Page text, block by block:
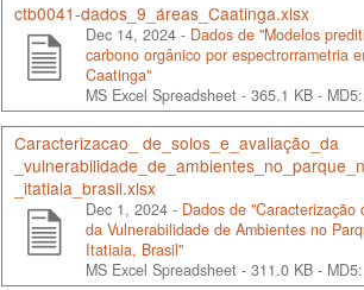
ctb0041-dados_9_áreas_Caatinga.xlsx
Dec 14, 2024 - Dados de "Modelos
carbono orgânico por espectrorrametria
Caatinga"
MS Excel Spreadsheet - 365.1 KB -
Caracterizacao_ de_solos_e_avaliação_da
_itatiaia_brasil.xlsx
Dec 1, 2024 - Dados de "Caracterização
da Vulnerabilidade de Ambientes no
Itatiaia, Brasil"
MS Excel Spreadsheet - 311.0 KB -